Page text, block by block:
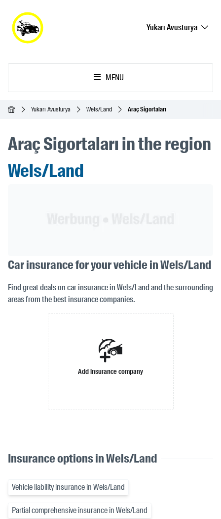
Yukarı Avusturya
MENU
Ana SayfaYukarı Avusturya Wels/Land Araç Sigortaları
Araç Sigortaları in the region
Wels/Land
Car insurance for your vehicle in Wels/Land
Find great deals on car insurance in Wels/Land and the surrounding
areas from the best insurance companies.
Add insurance company
Insurance options in Wels/Land
Vehicle liability insurance in Wels/Land
Partial comprehensive insurance in Wels/Land